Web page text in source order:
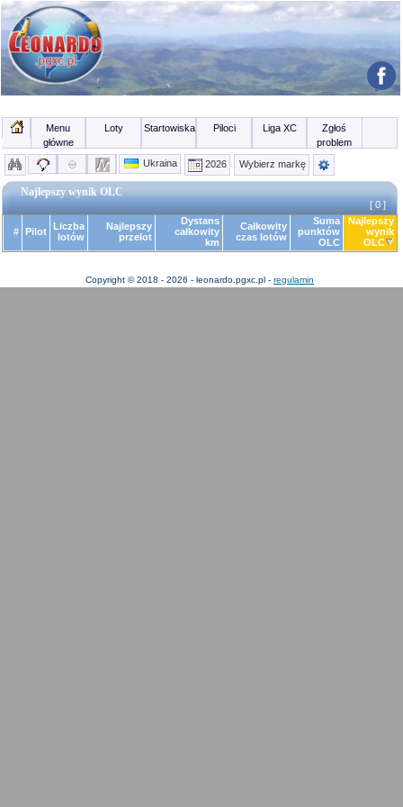
Menu
główne
Loty Startowiska Piloci Liga XC
Zgłoś
problem
Ukraina
2026 Wybierz markę
Najlepszy wynik OLC
[ 0 ]
# Pilot Liczba
lotów
Najlepszy
przelot
Dystans
całkowity
km
Całkowity
czas lotów
Suma
punktów
OLC
Najlepszy
wynik
OLC
Copyright © 2018 - 2026 - leonardo.pgxc.pl - regulamin